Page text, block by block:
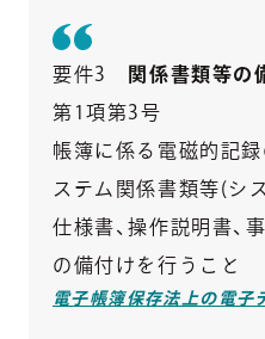
要件3 関係書類等の
第1項第3号
帳簿に係る電磁的記録
ステム関係書類等(シ
仕様書、操作説明書、
の備付けを行うこと
電子帳簿保存法上の電子